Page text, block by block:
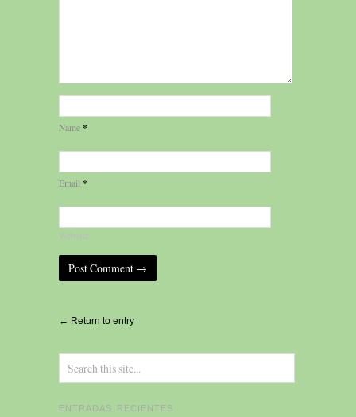
Name *
Email *
Website
Alternative:
← Return to entry
ENTRADAS RECIENTES